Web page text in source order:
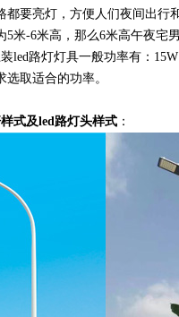
都要亮灯，方便人们夜间出行
5米-6米高，那么6米高午夜宅
led路灯灯具一般功率有：
取适合的功率。
式及led路灯头样式 ：